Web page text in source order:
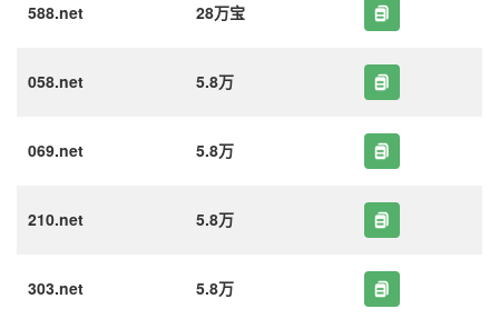
588.net 28万宝
058.net 5.8万
069.net 5.8万
210.net 5.8万
303.net 5.8万